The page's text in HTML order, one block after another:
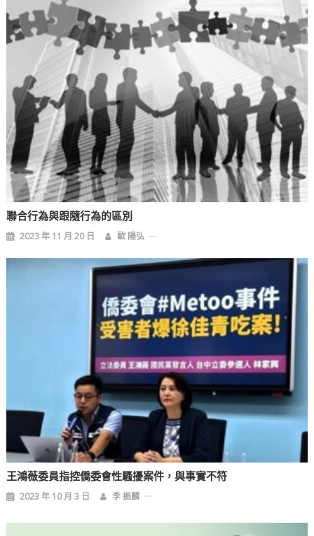
聯合行為與跟隨行為的區別
2023 年 11 月 20 日 歐 陽弘
王鴻薇委員指控僑委會性騷擾案件，與事實不符
2023 年 10 月 3 日 李 振麟